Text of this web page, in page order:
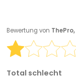
Bewertung von ThePro,
Total schlecht